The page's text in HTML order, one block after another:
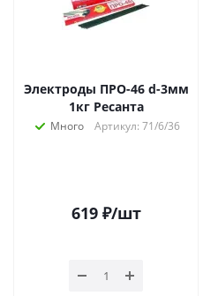
Электроды ПРО-46 d-3мм
1кг Ресанта
Много Артикул: 71/6/36
619₽/шт